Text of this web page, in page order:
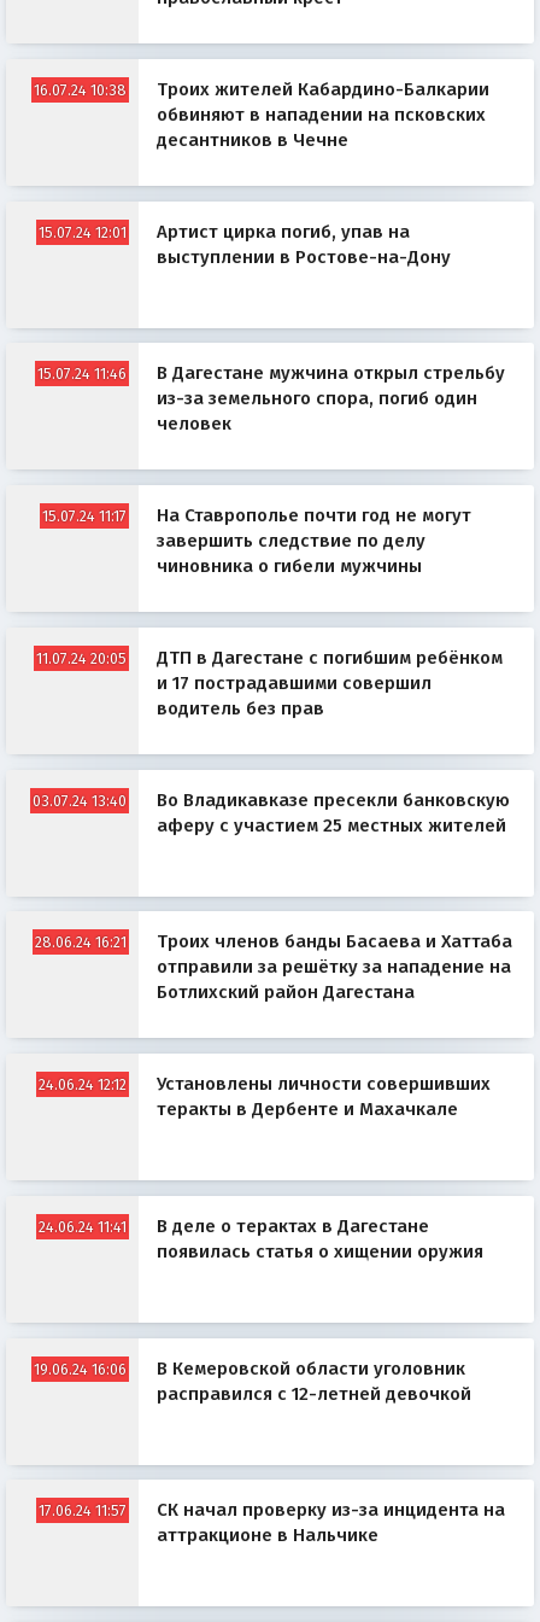
16.07.24 10:38
Троих жителей Кабардино-Балкарии
обвиняют в нападении на псковских
десантников в Чечне
15.07.24 12:01
Артист цирка погиб, упав на
выступлении в Ростове-на-Дону
15.07.24 11:46
В Дагестане мужчина открыл стрельбу
из-за земельного спора, погиб один
человек
15.07.24 11:17
На Ставрополье почти год не могут
завершить следствие по делу
чиновника о гибели мужчины
11.07.24 20:05
ДТП в Дагестане с погибшим ребёнком
и 17 пострадавшими совершил
водитель без прав
03.07.24 13:40
Во Владикавказе пресекли банковскую
аферу с участием 25 местных жителей
28.06.24 16:21
Троих членов банды Басаева и Хаттаба
отправили за решётку за нападение на
Ботлихский район Дагестана
24.06.24 12:12
Установлены личности совершивших
теракты в Дербенте и Махачкале
24.06.24 11:41
В деле о терактах в Дагестане
появилась статья о хищении оружия
19.06.24 16:06
В Кемеровской области уголовник
расправился с 12-летней девочкой
17.06.24 11:57
СК начал проверку из-за инцидента на
аттракционе в Нальчике